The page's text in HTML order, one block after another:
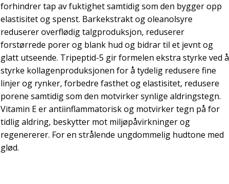
forhindrer tap av fuktighet samtidig som den bygger opp
elastisitet og spenst. Barkekstrakt og oleanolsyre
reduserer overflødig talgproduksjon, reduserer
forstørrede porer og blank hud og bidrar til et jevnt og
glatt utseende. Tripeptid-5 gir formelen ekstra styrke ved å
styrke kollagenproduksjonen for å tydelig redusere fine
linjer og rynker, forbedre fasthet og elastisitet, redusere
porene samtidig som den motvirker synlige aldringstegn.
Vitamin E er antiinflammatorisk og motvirker tegn på for
tidlig aldring, beskytter mot miljøpåvirkninger og
regenererer. For en strålende ungdommelig hudtone med
glød.